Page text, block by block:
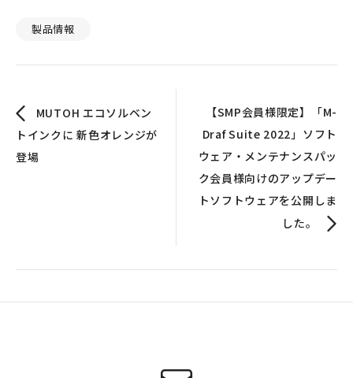
製品情報
MUTOH エコソルベン
トインクに 新色オレンジが
登場
【SMP会員様限定】「M-
Draf Suite 2022」ソフト
ウェア・メンテナンスパッ
ク会員様向けのアップデー
トソフトウェアを公開しま
した。